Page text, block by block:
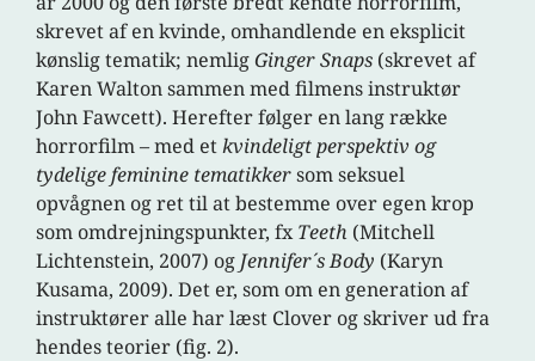
skrevet af en kvinde, omhandlende en eksplicit
kønslig tematik; nemligGinger Snaps (skrevet af
Karen Walton sammen med filmens instruktør
John Fawcett). Herefter følger en lang række
horrorfilm–med etkvindeligt perspektiv og
tydelige feminine tematikkersom seksuel
opvågnen og ret til at bestemme over egen krop
som omdrejningspunkter, fxTeeth (Mitchell
Lichtenstein, 2007) og Jennifer´s Body (Karyn
Kusama, 2009). Det er, som om en generation af
instruktører alle har læst Clover og skriver ud fra
hendes teorier (fig. 2).